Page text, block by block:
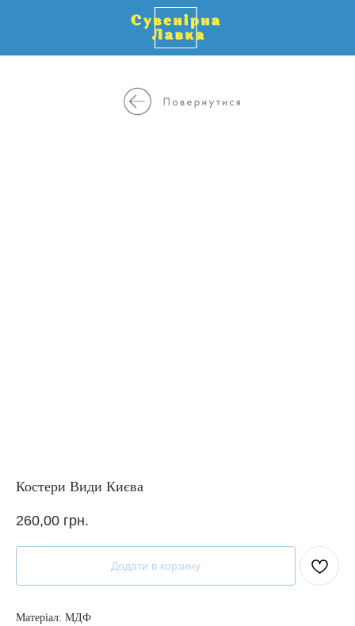
Костери Види Києва
260,00 грн.
Додати в корзину
Матеріал: МДФ